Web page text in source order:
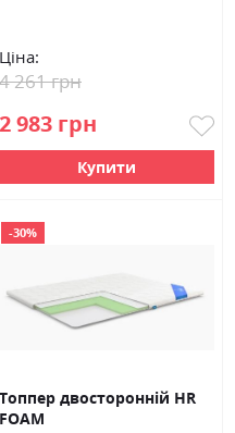
Ціна:
2 983 грн
4 261 грн
Купити
-30%
Топпер двосторонній HR
FOAM